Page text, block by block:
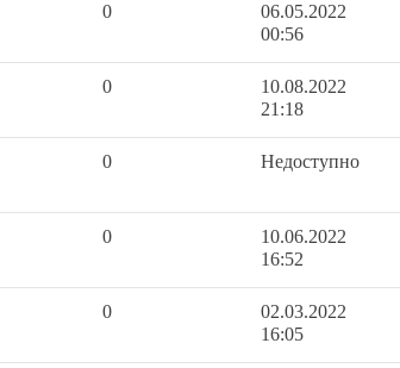
0
06.05.2022
00:56
0
10.08.2022
21:18
0 Недоступно
0
10.06.2022
16:52
0
02.03.2022
16:05